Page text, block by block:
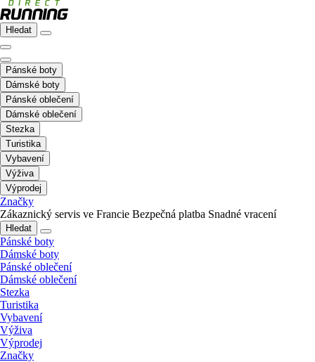
Hledat
Pánské boty
Dámské boty
Pánské oblečení
Dámské oblečení
Stezka
Turistika
Vybavení
Výživa
Výprodej
Značky
Zákaznický servis ve Francie Bezpečná platba Snadné vracení
Hledat
Pánské boty
Dámské boty
Pánské oblečení
Dámské oblečení
Stezka
Turistika
Vybavení
Výživa
Výprodej
Značky